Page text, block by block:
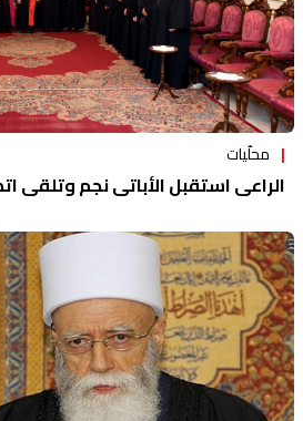
محلّيات
الراعي استقبل الأباتي نجم وتلقى